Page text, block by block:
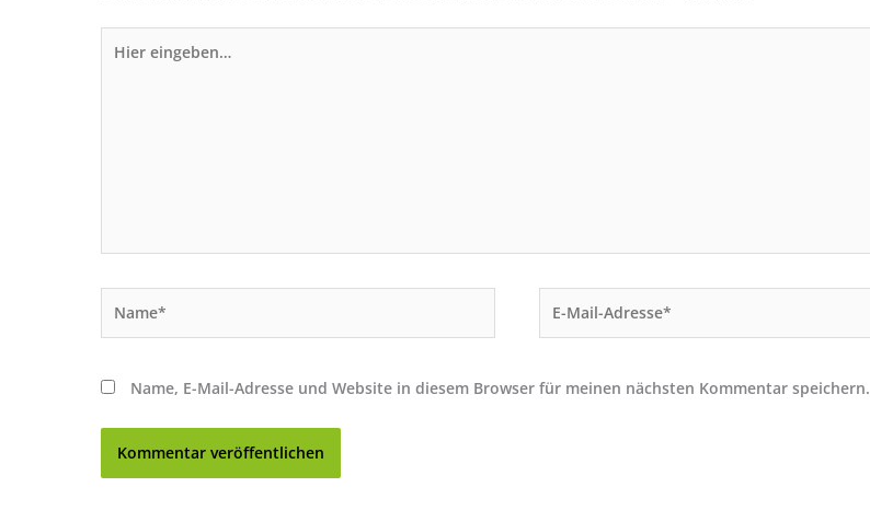
eingeben…
Mail-
Name, E-Mail-Adresse und Website in diesem Browser für meinen nächsten Kommentar speichern.